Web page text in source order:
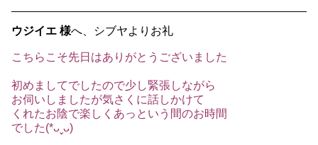
ウジイエ 様へ、シブヤよりお礼
こちらこそ先日はありがとうございました
初めましてでしたので少し緊張しながら
お伺いしましたが気さくに話しかけて
くれたお陰で楽しくあっという間のお時間
でした(*ᴗˬᴗ)